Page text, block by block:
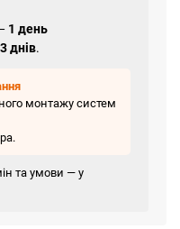
1 день
3 днів.
монтажу систем
та умови — у